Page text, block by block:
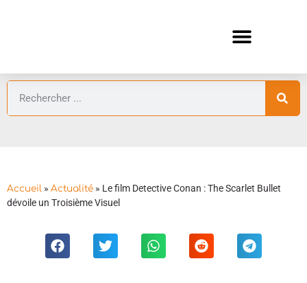
Accueil » Actualité » Le film Detective Conan : The Scarlet Bullet
dévoile un Troisième Visuel